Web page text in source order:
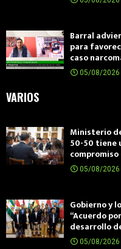
Barral
para
caso
05/08/2026
VARIOS
Ministerio
50-50 tiene
05/08/2026
Gobierno y
“Acuerdo
desarrollo
05/08/2026